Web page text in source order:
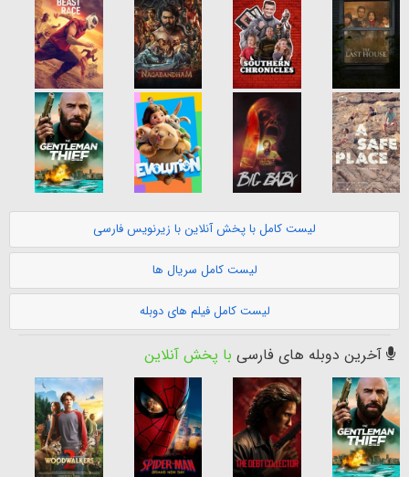
لیست کامل با پخش آنلاین با زیرنویس فارسی
لیست کامل سریال ها
لیست کامل فیلم های دوبله
آخرین دوبله های فارسی با پخش آنلاین